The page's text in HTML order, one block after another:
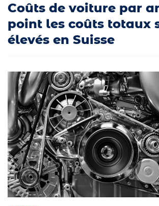
Coûts de voiture par
point les coûts totaux
élevés en Suisse